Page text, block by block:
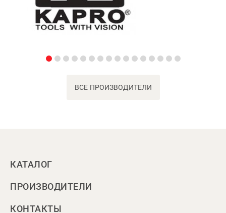
ВСЕ ПРОИЗВОДИТЕЛИ
КАТАЛОГ
ПРОИЗВОДИТЕЛИ
КОНТАКТЫ